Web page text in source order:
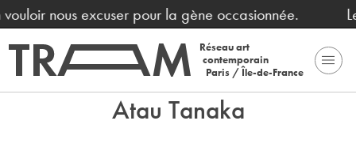
nous excuser pour la gène occasionnée.
Réseau art
contemporain
Paris / Île-de-France
Atau Tanaka